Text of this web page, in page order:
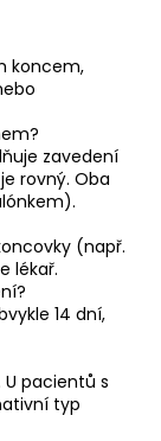
koncem,
zavedení
rovný. Oba
(např.
lékař.
14 dní,
pacientů s
typ